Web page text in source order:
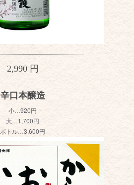
2,990 円
辛口本醸造
小…920円
大…1,700円
ボトル…3,600円